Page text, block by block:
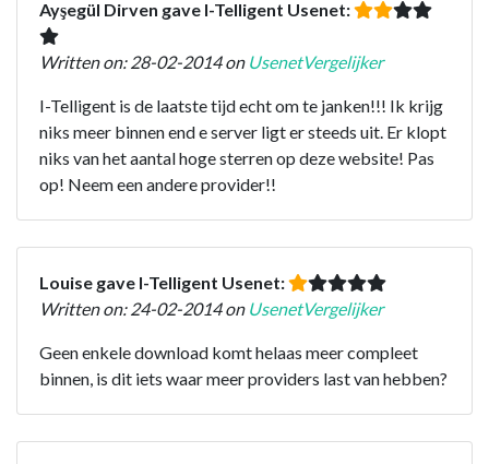
Ayşegül Dirven gave I-Telligent Usenet:
Written on: 28-02-2014 on UsenetVergelijker
I-Telligent is de laatste tijd echt om te janken!!! Ik krijg
niks meer binnen end e server ligt er steeds uit. Er klopt
niks van het aantal hoge sterren op deze website! Pas
op! Neem een andere provider!!
Louise gave I-Telligent Usenet:
Written on: 24-02-2014 on UsenetVergelijker
Geen enkele download komt helaas meer compleet
binnen, is dit iets waar meer providers last van hebben?